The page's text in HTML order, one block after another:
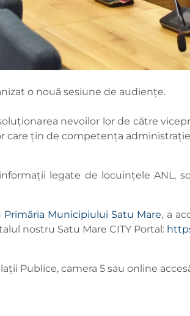
o nouă sesiune de audiențe.
nevoilor lor de către
care țin de competența
legate de locuințele ANL,
Primăria Municipiului Satu Mare, a
nostru Satu Mare CITY Portal:
Publice, camera 5 sau online